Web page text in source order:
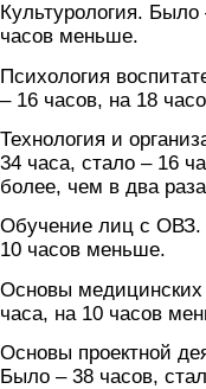
Культурология.
часов меньше.
Психология
– 16 часов, на 18
Технология и
34 часа, стало – 16
более, чем в два
Обучение лиц с ОВЗ.
10 часов меньше.
Основы медицинских
часа, на 10 часов
Основы проектной
Было – 38 часов,